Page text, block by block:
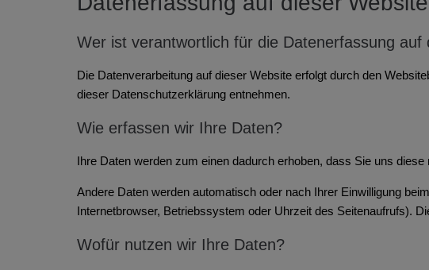
Wer ist verantwortlich für die Datenerfassung auf
Die Datenverarbeitung auf dieser Website erfolgt durch den
dieser Datenschutzerklärung entnehmen.
Wie erfassen wir Ihre Daten?
Ihre Daten werden zum einen dadurch erhoben, dass Sie uns
Andere Daten werden automatisch oder nach Ihrer Einwilligung
Internetbrowser, Betriebssystem oder Uhrzeit des Seitenaufrufs).
Wofür nutzen wir Ihre Daten?